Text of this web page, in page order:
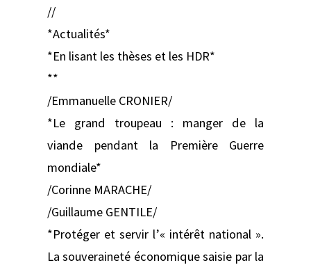
//
*Actualités*
*En lisant les thèses et les HDR*
**
/Emmanuelle CRONIER/
*Le grand troupeau : manger de la
viande pendant la Première Guerre
mondiale*
/Corinne MARACHE/
/Guillaume GENTILE/
*Protéger et servir l’« intérêt national ».
La souveraineté économique saisie par la